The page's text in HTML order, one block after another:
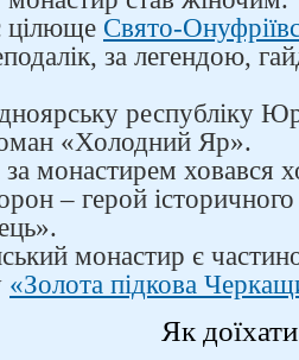
цілюще Свято-
за легендою,
республіку
«Холодний Яр».
монастирем ховався
– герой
монастир є
«Золота підкова
Як доїхати